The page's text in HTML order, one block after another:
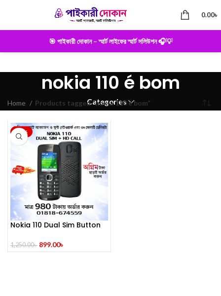
0.00৳
🎯 পাইকারী দোকান – স্মার্ট লাইফের স্মার্ট সলিউশন 🎧💡
nokia 110 é bom
Categories
Home Products tagged “nokia 110 é bom”
-28%
Nokia 110 Dual Sim Button
1,250.00৳ 899.00৳